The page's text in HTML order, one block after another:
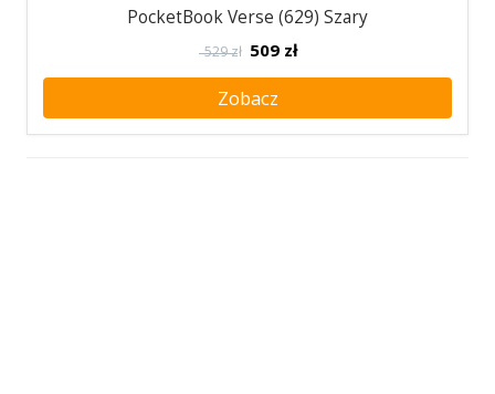
PocketBook Verse (629) Szary
529 zł 509 zł
Zobacz